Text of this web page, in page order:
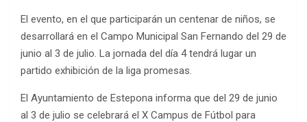
El evento, en el que participarán un centenar de niños, se
desarrollará en el Campo Municipal San Fernando del 29 de
junio al 3 de julio. La jornada del día 4 tendrá lugar un
partido exhibición de la liga promesas.
El Ayuntamiento de Estepona informa que del 29 de junio
al 3 de julio se celebrará el X Campus de Fútbol para